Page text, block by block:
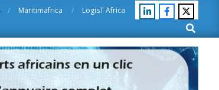
Maritimafrica
LogisT Africa
Search